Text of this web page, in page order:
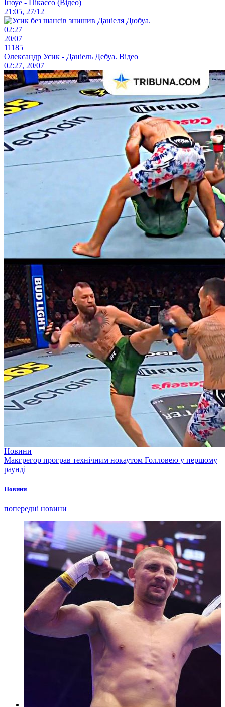
Іноуе - Пікассо (Відео)
21:05, 27/12
02:27
20/07
11185
Олександр Усик - Даніель Дебуа. Відео
02:27, 20/07
Новини
Макгрегор програв технічним нокаутом Голловею у першому
раунді
Новини
попередні новини